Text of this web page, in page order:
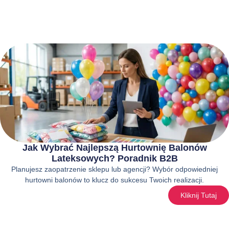
Jak Wybrać Najlepszą Hurtownię Balonów
Lateksowych? Poradnik B2B
Planujesz zaopatrzenie sklepu lub agencji? Wybór odpowiedniej
hurtowni balonów to klucz do sukcesu Twoich realizacji.
Kliknij Tutaj